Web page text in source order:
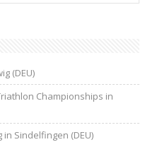
(DEU)
Championships in
in Sindelfingen (DEU)